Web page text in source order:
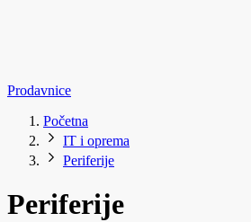
Prodavnice
Početna
IT i oprema
Periferije
Periferije